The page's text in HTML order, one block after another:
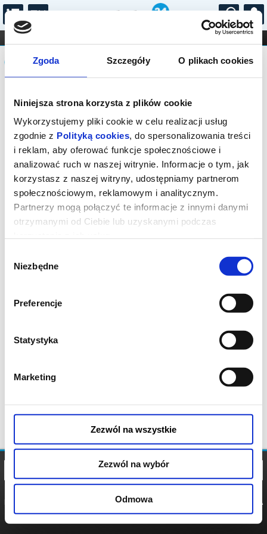
Zgoda Szczegóły O plikach cookies
Niniejsza strona korzysta z plików cookie
Wykorzystujemy pliki cookie w celu realizacji usług
zgodnie z Polityką cookies, do spersonalizowania treści
i reklam, aby oferować funkcje społecznościowe i
analizować ruch w naszej witrynie. Informacje o tym, jak
korzystasz z naszej witryny, udostępniamy partnerom
społecznościowym, reklamowym i analitycznym.
Partnerzy mogą połączyć te informacje z innymi danymi
otrzymanymi od Ciebie lub uzyskanymi podczas
zgody
Niezbędne
Preferencje
Statystyka
Marketing
Zezwól na wszystkie
Zezwól na wybór
Odmowa
...
FILHARMONIA OPERA I BALET
STAND-UP
DLA DZIECI
Komunikat
Sprzedaż biletów on-line na wydarzenie
została zakończona.
POLITYKA
POLITYKA